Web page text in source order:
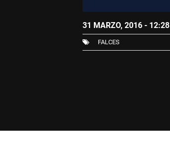
31 MARZO, 2016 - 12:28
FALCES